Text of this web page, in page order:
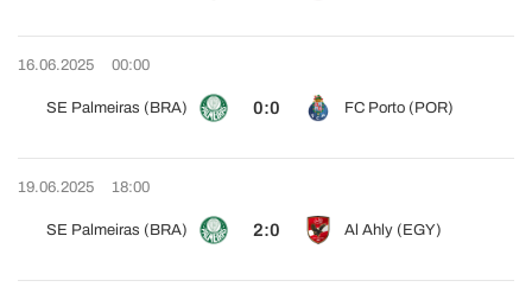
16.06.2025 00:00
SE Palmeiras (BRA) 0:0 FC Porto (POR)
19.06.2025 18:00
SE Palmeiras (BRA) 2:0 Al Ahly (EGY)